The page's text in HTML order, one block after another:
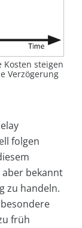
Kosten steigen
Verzögerung
folgen
bekannt
zu handeln.
früh